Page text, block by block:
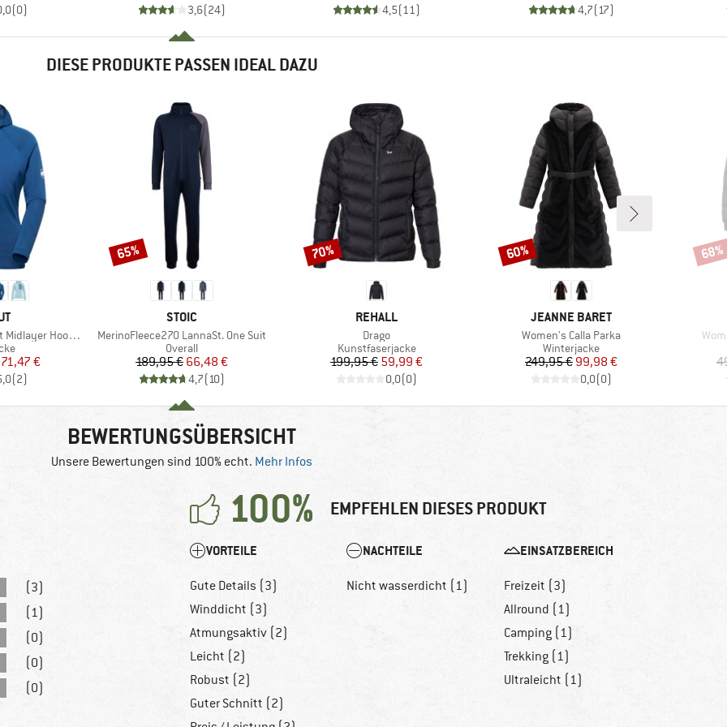
(0) 3,6(24) 4,5(11) 4,7(17)
DIESE PRODUKTE PASSEN IDEAL DAZU
Hooded Jacket
Preis
71,47 €
(2)
MARKE
STOIC
Artikel
MerinoFleece270 LannaSt. One Suit
Produktgruppe
Overall
Preis
189,95 €reduzierter Preis
66,48 €
4,7(10)
Rabatt
65%
MARKE
REHALL
Artikel
Drago
Produktgruppe
Kunstfaserjacke
Preis
199,95 €reduzierter Preis
59,99 €
0,0(0)
Rabatt
70%
MARKE
JEANNE BARET
Artikel
Women's Calla Parka
Produktgruppe
Winterjacke
Preis
249,95 €reduzierter Preis
99,98 €
0,0(0)
Rabatt
60% 68%
BEWERTUNGSÜBERSICHT
Unsere Bewertungen sind 100% echt. Mehr Infos
100% EMPFEHLEN DIESES PRODUKT
(3)
(1)
(0)
(0)
(0)
VORTEILE
Gute Details (3)
Winddicht (3)
Atmungsaktiv (2)
Leicht (2)
Robust (2)
Guter Schnitt (2)
NACHTEILE
Nicht wasserdicht (1)
EINSATZBEREICH
Freizeit (3)
Allround (1)
Camping (1)
Trekking (1)
Ultraleicht (1)